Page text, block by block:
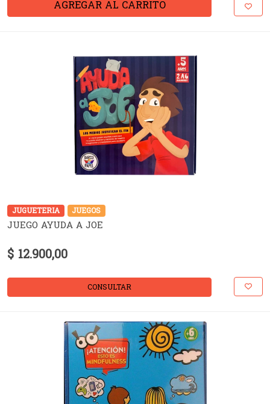
AGREGAR AL CARRITO
JUGUETERIA JUEGOS
JUEGO AYUDA A JOE
$ 12.900,00
CONSULTAR